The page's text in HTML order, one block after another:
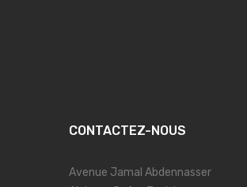
CONTACTEZ-NOUS
Avenue Jamal Abdennasser